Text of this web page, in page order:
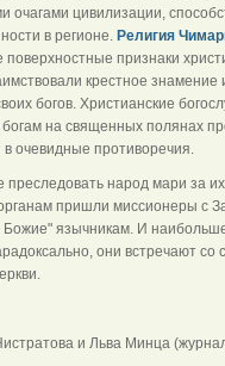
очагами цивилизации,
в регионе. Религия
признаки
крестное знамение
богов. Христианские
на священных полянах
очевидные противоречия.
народ мари за их
пришли миссионеры с
язычникам. И
они встречают со
и Льва Минца